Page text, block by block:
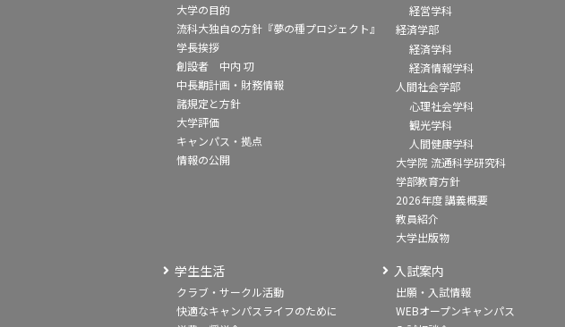
大学の目的
流科大独自の方針『夢の種プロジェクト』
学長挨拶
創設者 中内 㓛
中長期計画・財務情報
諸規定と方針
大学評価
キャンパス・拠点
情報の公開
経営学科
経済学部
経済学科
経済情報学科
人間社会学部
心理社会学科
観光学科
人間健康学科
大学院 流通科学研究科
学部教育方針
2026年度 講義概要
教員紹介
大学出版物
学生生活
クラブ・サークル活動
快適なキャンパスライフのために
入試案内
出願・入試情報
WEBオープンキャンパス